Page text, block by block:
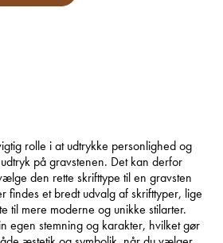
rolle i at udtrykke personlighed og
på gravstenen. Det kan derfor
den rette skrifttype til en gravsten
et bredt udvalg af skrifttyper, lige
til mere moderne og unikke stilarter.
egen stemning og karakter, hvilket gør